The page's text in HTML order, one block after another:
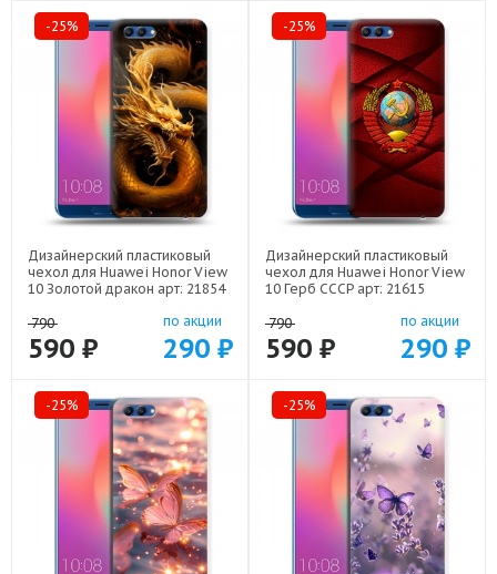
-25%
Дизайнерский пластиковый
чехол для Huawei Honor View
10 Золотой дракон арт: 21854
790
590 ₽
по акции
290 ₽
-25%
Дизайнерский пластиковый
чехол для Huawei Honor View
10 Герб СССР арт: 21615
790
590 ₽
по акции
290 ₽
-25% -25%